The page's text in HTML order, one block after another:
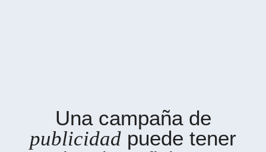
Una campaña de
publicidad puede tener